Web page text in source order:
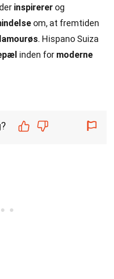
inspirerer og
om, at fremtiden
. Hispano Suiza
inden for moderne